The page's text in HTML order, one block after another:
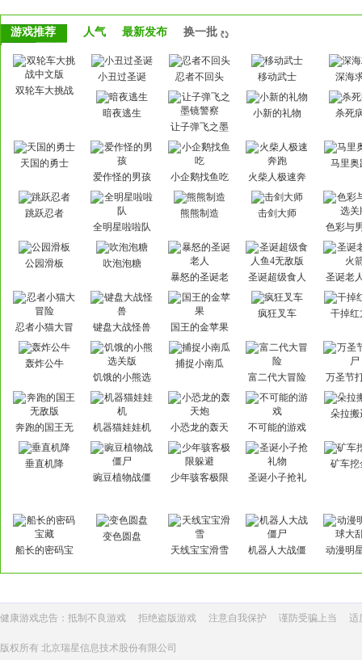
游戏推荐 人气 最新发布 换一批
双轮车大挑战
小丑过圣诞 忍者不回头 移动武士 深海
暗夜逃生
让子弹飞之墨
小新的礼物 杀死
天国的勇士
爱作怪的男孩
小企鹅找鱼吃
火柴人极速奔
马里奥
跳跃忍者
全明星啦啦队
熊熊制造
击剑大师
色彩与
公园滑板
吹泡泡糖
暴怒的圣诞老
圣诞超级食人
圣诞老
忍者小猫大冒
键盘大战怪兽 国王的金苹果
疯狂叉车 干掉红
轰炸公牛
饥饿的小熊选
捕捉小南瓜
富二代大冒险
万圣节
奔跑的国王无
机器猫娃娃机
小恐龙的轰天
不可能的游戏
朵拉搬
垂直机降
豌豆植物战僵
少年骇客极限
圣诞小子抢礼
矿车挖
船长的密码宝
变色圆盘
天线宝宝滑雪
机器人大战僵
动漫明
健康游戏忠告：抵制不良游戏 拒绝盗版游戏 注意自我保护 谨防受骗上当 适
版权所有 北京瑞星信息技术股份有限公司